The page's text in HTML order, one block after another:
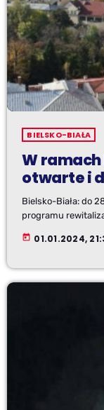
BIELSKO-BIAŁA
W
otwarte i
Bielsko-Biała: do
programu
today 01.01.2024,